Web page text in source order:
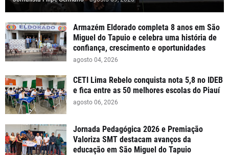
Armazém Eldorado completa 8 anos em São
Miguel do Tapuio e celebra uma história de
confiança, crescimento e oportunidades
agosto 04, 2026
CETI Lima Rebelo conquista nota 5,8 no IDEB
e fica entre as 50 melhores escolas do Piauí
agosto 06, 2026
Jornada Pedagógica 2026 e Premiação
Valoriza SMT destacam avanços da
educação em São Miguel do Tapuio